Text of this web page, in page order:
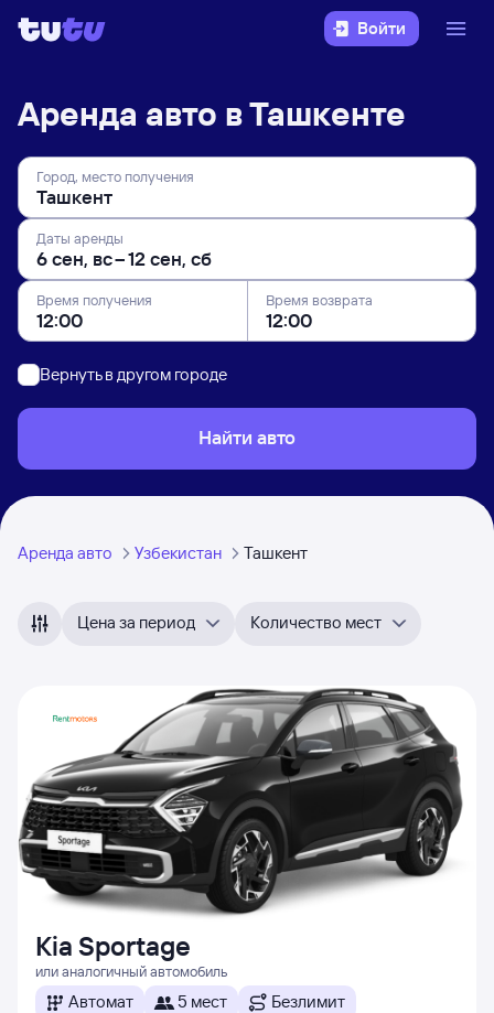
Войти
Аренда авто в Ташкенте
Город, место получения
Даты аренды
Время получения Время возврата
Вернуть в другом городе
Найти авто
Аренда авто Узбекистан Ташкент
Цена за период Количество мест
Kia Sportage
или аналогичный автомобиль
Автомат 5 мест Безлимит